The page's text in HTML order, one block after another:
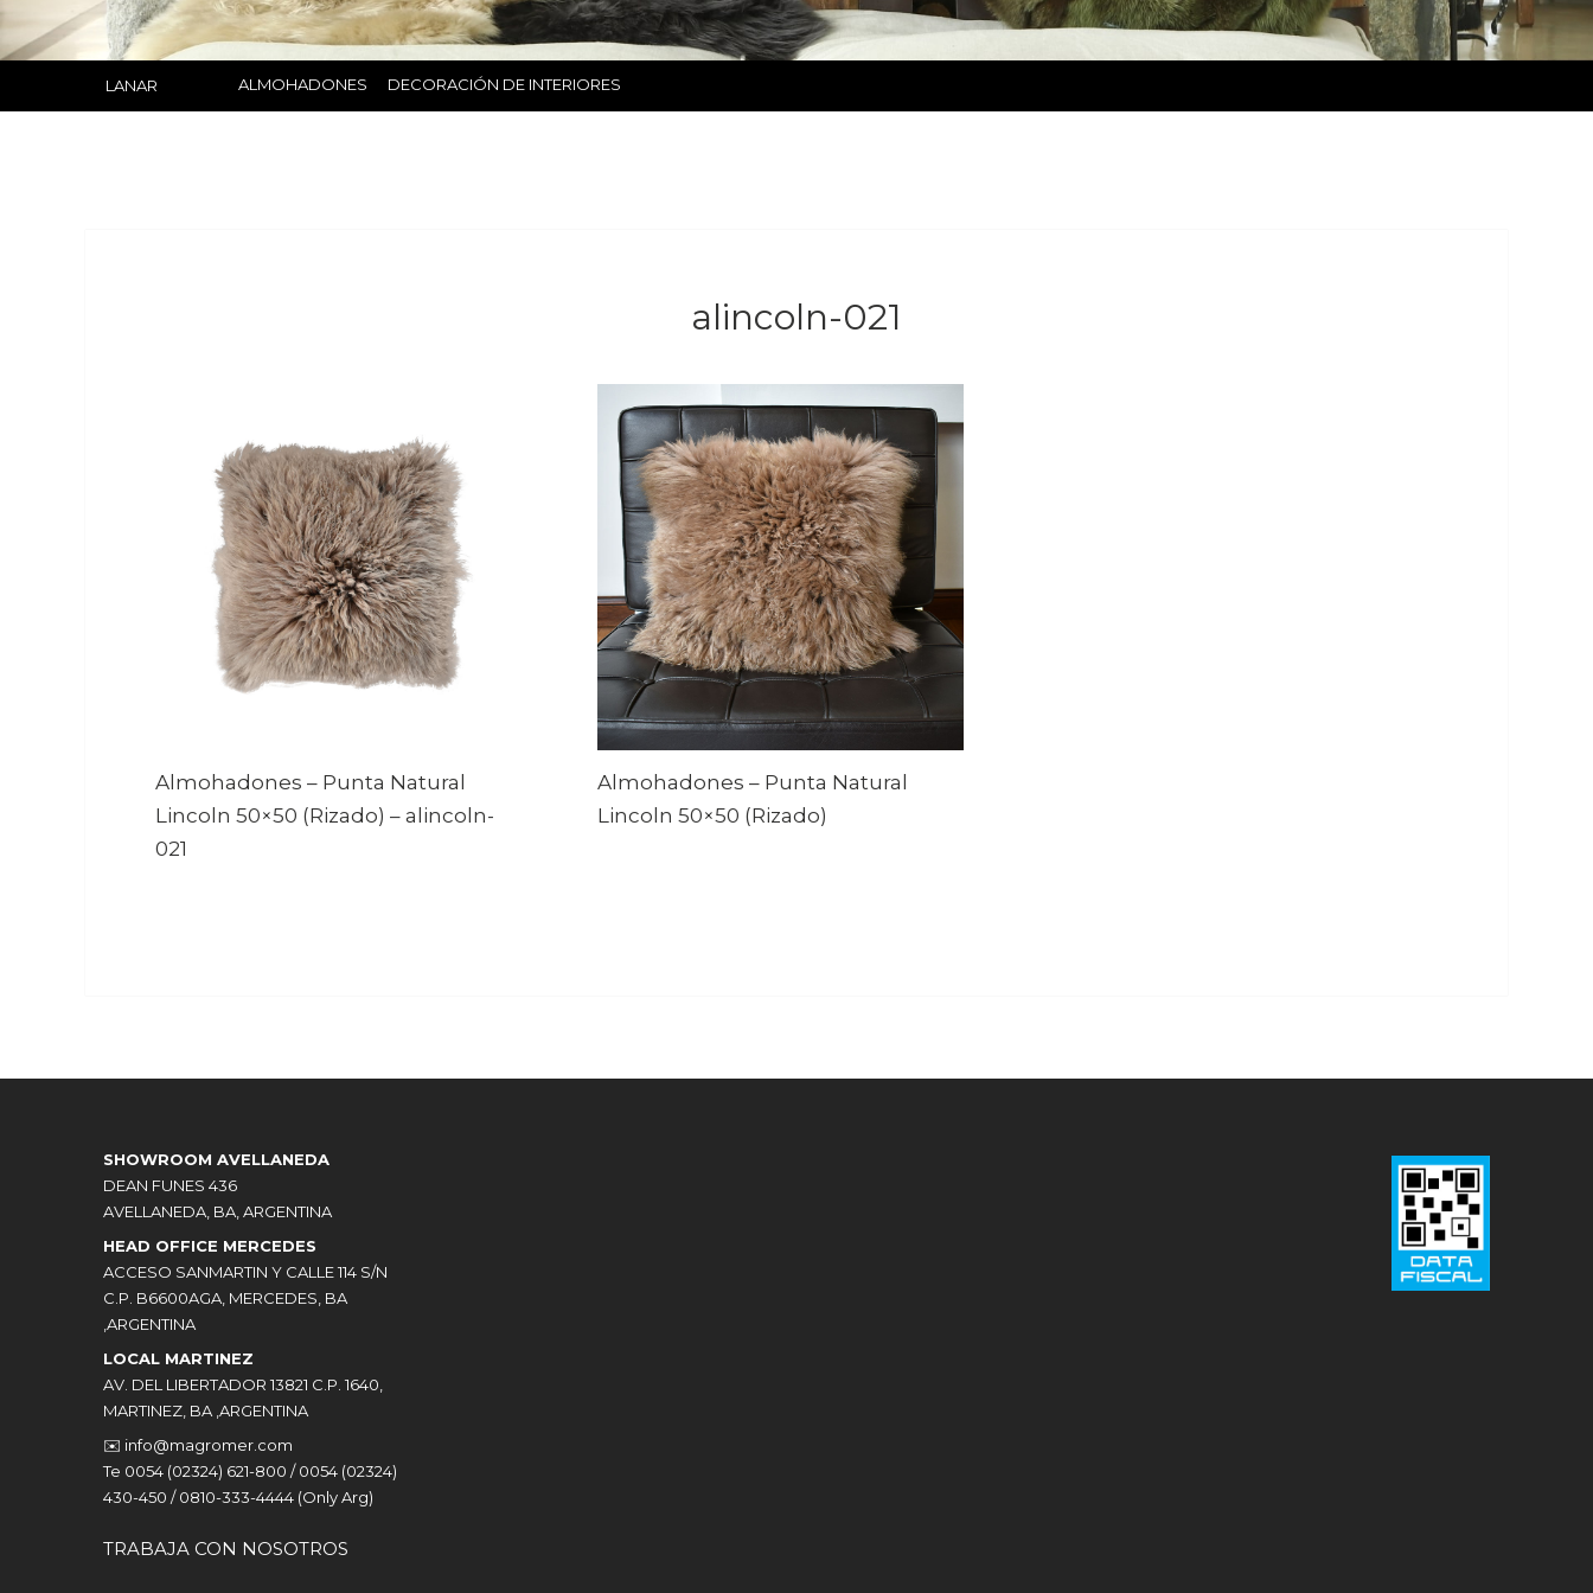
LANAR ALMOHADONES DECORACIÓN DE INTERIORES
alincoln-021
Almohadones – Punta Natural
Lincoln 50×50 (Rizado) –alincoln-
021
Almohadones – Punta Natural
Lincoln 50×50 (Rizado)
SHOWROOM AVELLANEDA
DEAN FUNES 436
AVELLANEDA, BA, ARGENTINA
HEAD OFFICE MERCEDES
ACCESO SANMARTIN Y CALLE 114 S/N
C.P. B6600AGA, MERCEDES, BA
,ARGENTINA
LOCAL MARTINEZ
AV. DEL LIBERTADOR 13821 C.P. 1640,
MARTINEZ, BA ,ARGENTINA
✉️ info@magromer.com
Te 0054 (02324) 621-800 / 0054 (02324)
430-450 / 0810-333-4444 (Only Arg)
TRABAJA CON NOSOTROS